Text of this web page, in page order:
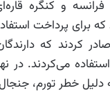
فرانسه و کنگره
که برای پرداخت
کردند که
می‌کردند. در
دلیل خطر تورم،